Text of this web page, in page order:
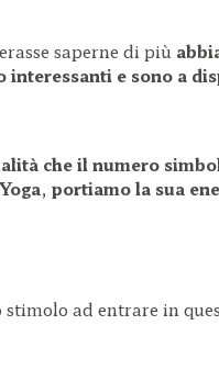
saperne di più
interessanti e sono a
che il numero
Yoga, portiamo la sua
stimolo ad entrare in